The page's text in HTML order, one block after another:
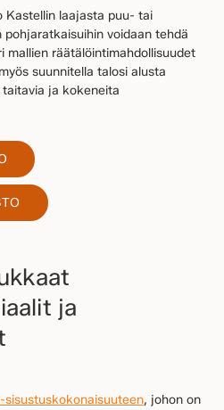
Kastellin laajasta puu- tai
voidaan tehdä
mallien räätälöintimahdollisuudet
suunnitella talosi alusta
ja kokeneita
ja
sisustuskokonaisuuteen, johon on